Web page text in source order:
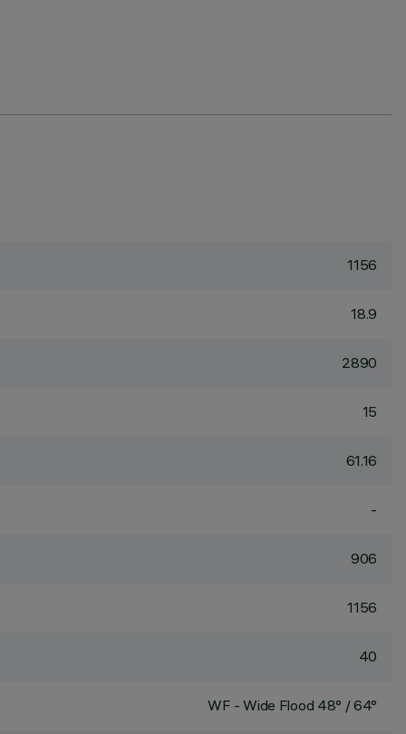
1156
18.9
2890
15
61.16
-
906
1156
40
WF - Wide Flood 48° / 64°